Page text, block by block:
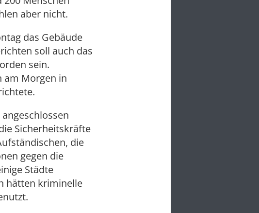
aber nicht.
das Gebäude
soll auch das
sein.
am Morgen in
Sicherheitskräfte
die
gegen die
Städte
hätten kriminelle